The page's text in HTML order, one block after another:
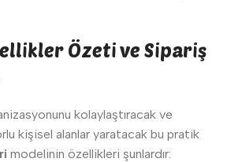
Özeti ve Sipariş
kolaylaştıracak ve
kişisel alanlar yaratacak bu pratik
modelinin özellikleri şunlardır: